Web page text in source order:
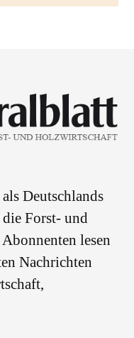
Deutschlands
Forst- und
lesen
Nachrichten